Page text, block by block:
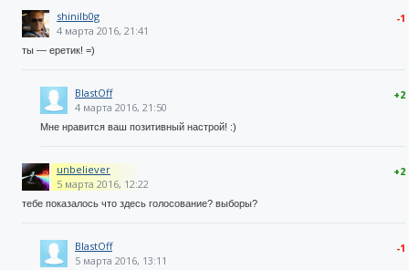
-1
shinilb0g
4 марта 2016, 21:41
ты — еретик! =)
+2
BlastOff
4 марта 2016, 21:50
Мне нравится ваш позитивный настрой! :)
+2
unbeliever
5 марта 2016, 12:22
тебе показалось что здесь голосование? выборы?
-1
BlastOff
5 марта 2016, 13:11